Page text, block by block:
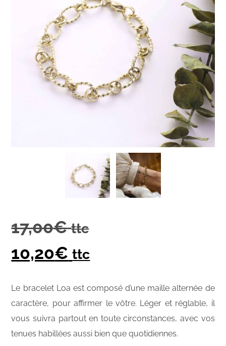
17,00€ ttc
10,20€ ttc
Le bracelet Loa est composé d’une maille alternée de
caractère, pour affirmer le vôtre. Léger et réglable, il
vous suivra partout en toute circonstances, avec vos
tenues habillées aussi bien que quotidiennes.